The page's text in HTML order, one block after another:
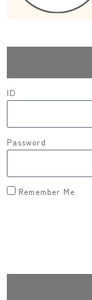
ID
Password
Remember Me